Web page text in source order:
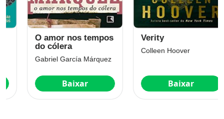
O amor nos tempos
do cólera
Gabriel García Márquez
Baixar
Verity
Colleen Hoover
Baixar